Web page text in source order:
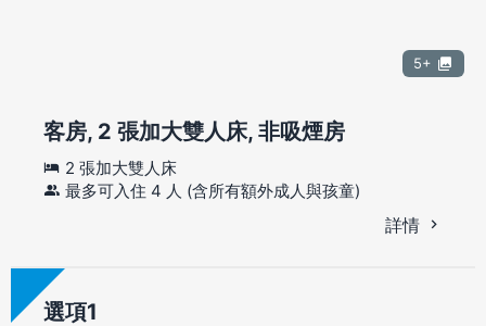
5+
客房, 2 張加大雙人床, 非吸煙房
2 張加大雙人床
最多可入住 4 人 (含所有額外成人與孩童)
詳情
選項